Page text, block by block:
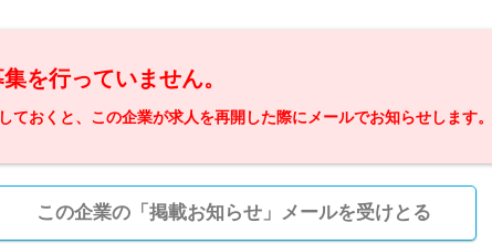
を行っていません。
ておくと、この企業が求人を再開した際にメールでお知らせします。
この企業の「掲載お知らせ」メールを受けとる